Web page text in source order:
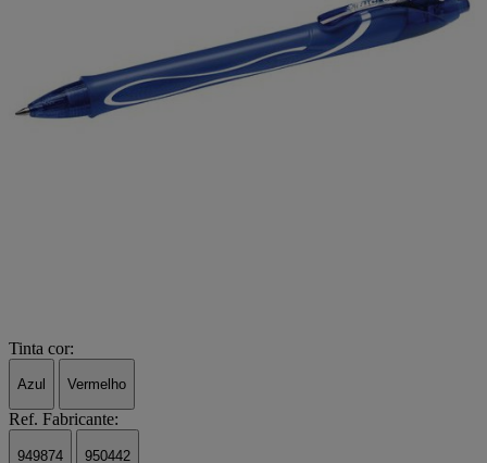
Tinta cor:
Azul Vermelho
Ref. Fabricante:
949874 950442